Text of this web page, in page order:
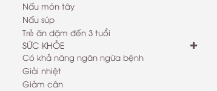
Nấu món tây
Nấu súp
Trẻ ăn dặm đến 3 tuổi
SỨC KHỎE
Có khả năng ngăn ngừa bệnh
Giải nhiệt
Giảm cân